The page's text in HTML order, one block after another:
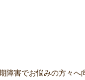
障害でお悩みの方々へ